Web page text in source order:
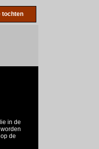
tochten
in de
de